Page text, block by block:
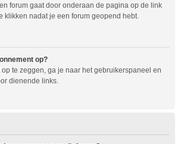
forum gaat door onderaan de pagina op de link
klikken nadat je een forum geopend hebt.
op?
te zeggen, ga je naar het gebruikerspaneel en
dienende links.